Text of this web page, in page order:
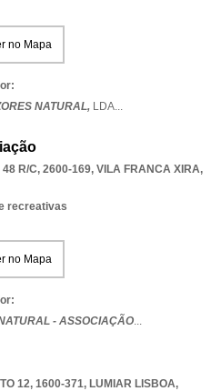
no Mapa
NATURAL, LDA...
48 R/C, 2600-169, VILA FRANCA XIRA,
recreativas
no Mapa
- ASSOCIAÇÃO...
12, 1600-371, LUMIAR LISBOA,